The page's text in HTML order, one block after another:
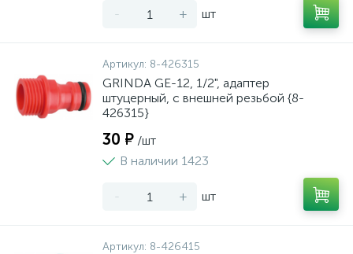
- + шт
Артикул: 8-426315
GRINDA GE-12, 1/2", адаптер
штуцерный, с внешней резьбой {8-
426315}
30 ₽ /шт
В наличии 1423
- + шт
Артикул: 8-426415